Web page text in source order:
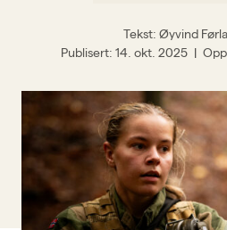
Lønn, arbeidsvilkår
Om BFO
Siste nytt
Offisersbladet
Tekst: Øyvind
Publisert 14. okt. 2025